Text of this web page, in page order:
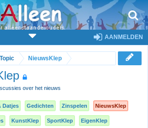
AANMELDEN
NieuwsKlep
over het nieuws
Datjes Gedichten Zinspelen NieuwsKlep
KunstKlep SportKlep EigenKlep